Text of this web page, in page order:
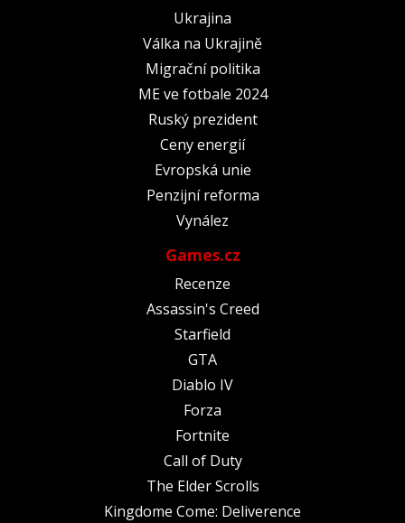
Ukrajina
Válka na Ukrajině
Migrační politika
ME ve fotbale 2024
Ruský prezident
Ceny energií
Evropská unie
Penzijní reforma
Vynález
Games.cz
Recenze
Assassin's Creed
Starfield
GTA
Diablo IV
Forza
Fortnite
Call of Duty
The Elder Scrolls
Kingdome Come: Deliverence